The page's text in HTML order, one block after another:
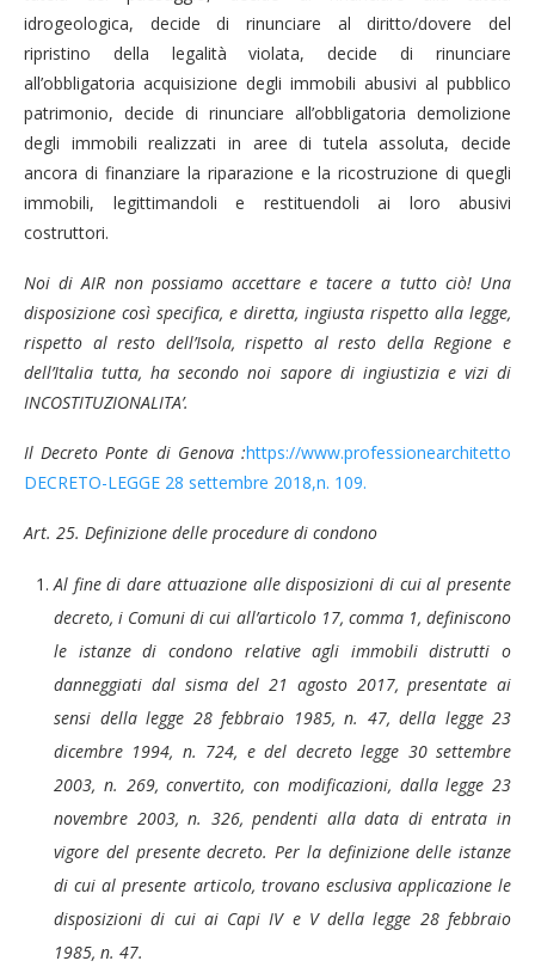
idrogeologica, decide di rinunciare al diritto/dovere del
ripristino della legalità violata, decide di rinunciare
all’obbligatoria acquisizione degli immobili abusivi al pubblico
patrimonio, decide di rinunciare all’obbligatoria demolizione
degli immobili realizzati in aree di tutela assoluta, decide
ancora di finanziare la riparazione e la ricostruzione di quegli
immobili, legittimandoli e restituendoli ai loro abusivi
costruttori.
Noi di AIR non possiamo accettare e tacere a tutto ciò! Una
disposizione così specifica, e diretta, ingiusta rispetto alla legge,
rispetto al resto dell’Isola, rispetto al resto della Regione e
dell’Italia tutta, ha secondo noi sapore di ingiustizia e vizi di
INCOSTITUZIONALITA’.
Il Decreto Ponte di Genova :https://www.professionearchitetto
DECRETO-LEGGE 28 settembre 2018,n. 109.
Art. 25. Definizione delle procedure di condono
Al fine di dare attuazione alle disposizioni di cui al presente
decreto, i Comuni di cui all’articolo 17, comma 1, definiscono
le istanze di condono relative agli immobili distrutti o
danneggiati dal sisma del 21 agosto 2017, presentate ai
sensi della legge 28 febbraio 1985, n. 47, della legge 23
dicembre 1994, n. 724, e del decreto legge 30 settembre
2003, n. 269, convertito, con modificazioni, dalla legge 23
novembre 2003, n. 326, pendenti alla data di entrata in
vigore del presente decreto. Per la definizione delle istanze
di cui al presente articolo, trovano esclusiva applicazione le
disposizioni di cui ai Capi IV e V della legge 28 febbraio
1985, n. 47.